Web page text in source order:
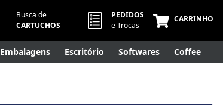
Busca de
CARTUCHOS
PEDIDOS
e Trocas
CARRINHO
Embalagens Escritório Softwares Coffee